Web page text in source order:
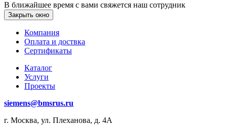
В ближайшее время с вами свяжется наш сотрудник
Закрыть окно
Компания
Оплата и доствка
Сертификаты
Каталог
Услуги
Проекты
siemens@bmsrus.ru
г. Москва, ул. Плеханова, д. 4А